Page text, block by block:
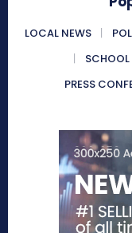
LOCAL NEWS
PRESS